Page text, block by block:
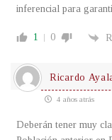
inferencial para
1 0
Ricardo
4 años atrás
Deberán tener muy